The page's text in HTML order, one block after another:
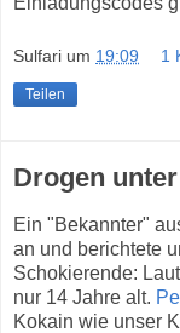
Sulfari um 19:09 1
Teilen
Drogen
Ein "Bekannter"
an und berichtete
Schokierende:
nur 14 Jahre alt.
Kokain wie unser